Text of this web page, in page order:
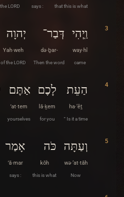
that this is what
says :
the LORD
3 וַֽיְהִי
way·hî
came
דְּבַר־
də·ḇar-
Then the word
יְהוָה
Yah·weh
of the LORD
4 הַעֵת
ha·‘êṯ
“ Is it a time
לָכֶם
lā·ḵem
for you
אַתֶּם
’at·tem
yourselves
5 וְעַתָּה
wə·‘at·tāh
Now
כֹּה
kōh
this is what
אָמַר
’ā·mar
says :